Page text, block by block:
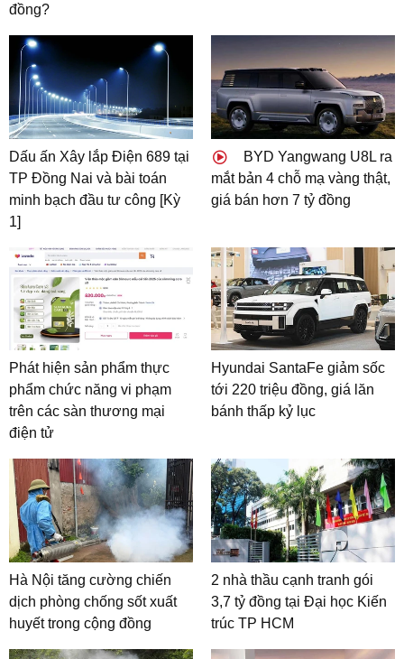
đồng?
Dấu ấn Xây lắp Điện 689 tại
TP Đồng Nai và bài toán
minh bạch đầu tư công [Kỳ
1]
BYD Yangwang U8L ra
mắt bản 4 chỗ mạ vàng thật,
giá bán hơn 7 tỷ đồng
Phát hiện sản phẩm thực
phẩm chức năng vi phạm
trên các sàn thương mại
điện tử
Hyundai SantaFe giảm sốc
tới 220 triệu đồng, giá lăn
bánh thấp kỷ lục
Hà Nội tăng cường chiến
dịch phòng chống sốt xuất
huyết trong cộng đồng
2 nhà thầu cạnh tranh gói
3,7 tỷ đồng tại Đại học Kiến
trúc TP HCM